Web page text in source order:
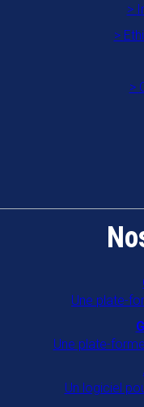
Une plate-
Une plate-
Un logiciel